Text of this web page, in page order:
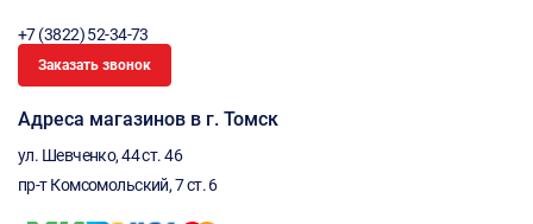
+7 (3822) 52-34-73
Заказать звонок
Адреса магазинов в г. Томск
ул. Шевченко, 44 ст. 46
пр-т Комсомольский, 7 ст. 6